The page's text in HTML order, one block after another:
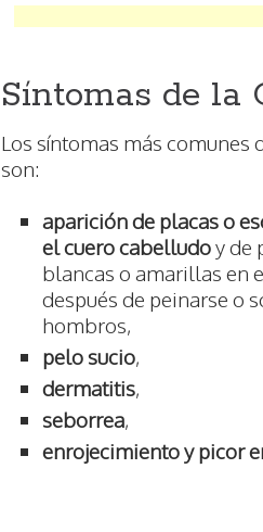
Síntomas de la
Los síntomas más comunes
son:
aparición de placas o
el cuero cabelludoy de
blancas o amarillas en
después de peinarse o
hombros,
pelo sucio,
dermatitis,
seborrea,
enrojecimiento y picor